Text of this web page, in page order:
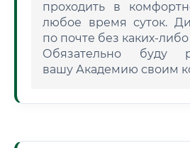
проходить в
любое время суток.
по почте без каких-
Обязательно буду
вашу Академию своим